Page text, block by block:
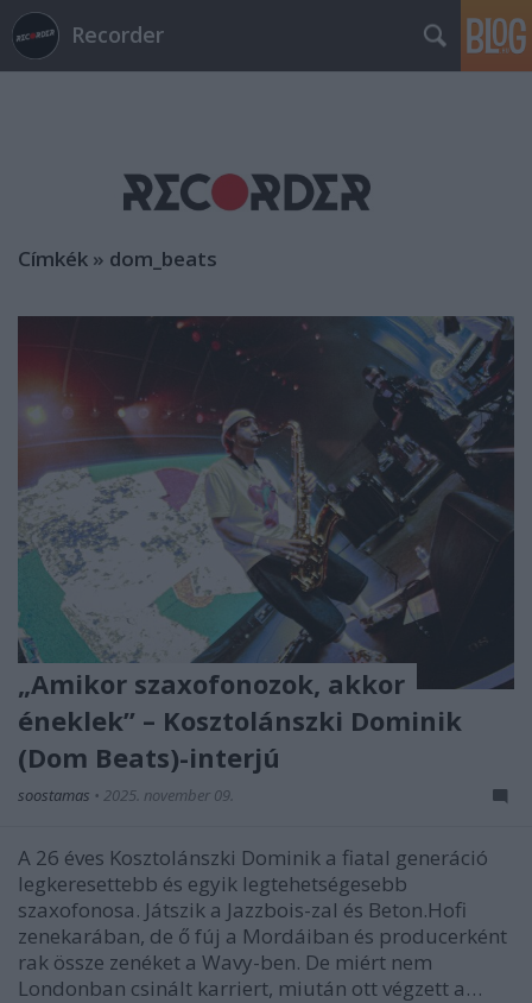
Recorder
Címkék » dom_beats
„Amikor szaxofonozok, akkor
éneklek” – Kosztolánszki Dominik
(Dom Beats)-interjú
soostamas • 2025. november 09.
A 26 éves Kosztolánszki Dominik a fiatal generáció
legkeresettebb és egyik legtehetségesebb
szaxofonosa. Játszik a Jazzbois-zal és Beton.Hofi
zenekarában, de ő fúj a Mordáiban és producerként
rak össze zenéket a Wavy-ben. De miért nem
Londonban csinált karriert, miután ott végzett a…